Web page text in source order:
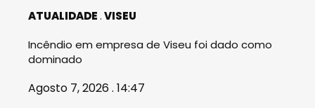
ATUALIDADE VISEU
Incêndio em empresa de Viseu foi dado como
dominado
Agosto 7, 2026 . 14:47